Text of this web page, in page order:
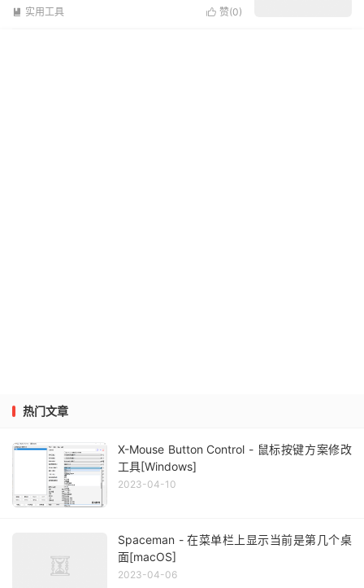
 赞(0)
 实用工具
热门文章
X-Mouse Button Control - 鼠标按键方案修改
工具[Windows]
2023-04-10
Spaceman - 在菜单栏上显示当前是第几个桌
面[macOS]
2023-04-06